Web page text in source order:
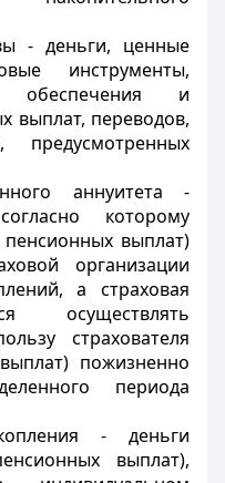
- деньги, ценные
инструменты,
обеспечения и
выплат, переводов,
аннуитета -
которому
пенсионных выплат)
организации
а страховая
осуществлять
страхователя
пожизненно
периода
- деньги
выплат),